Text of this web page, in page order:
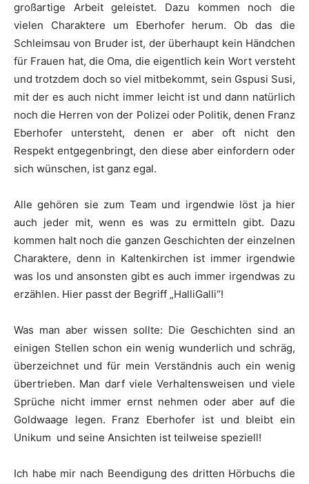
großartige Arbeit geleistet. Dazu kommen noch die
vielen Charaktere um Eberhofer herum. Ob das die
Schleimsau von Bruder ist, der überhaupt kein Händchen
für Frauen hat, die Oma, die eigentlich kein Wort versteht
und trotzdem doch so viel mitbekommt, sein Gspusi Susi,
mit der es auch nicht immer leicht ist und dann natürlich
noch die Herren von der Polizei oder Politik, denen Franz
Eberhofer untersteht, denen er aber oft nicht den
Respekt entgegenbringt, den diese aber einfordern oder
sich wünschen, ist ganz egal.
Alle gehören sie zum Team und irgendwie löst ja hier
auch jeder mit, wenn es was zu ermitteln gibt. Dazu
kommen halt noch die ganzen Geschichten der einzelnen
Charaktere, denn in Kaltenkirchen ist immer irgendwie
was los und ansonsten gibt es auch immer irgendwas zu
erzählen. Hier passt der Begriff „HalliGalli“!
Was man aber wissen sollte: Die Geschichten sind an
einigen Stellen schon ein wenig wunderlich und schräg,
überzeichnet und für mein Verständnis auch ein wenig
übertrieben. Man darf viele Verhaltensweisen und viele
Sprüche nicht immer ernst nehmen oder aber auf die
Goldwaage legen. Franz Eberhofer ist und bleibt ein
Unikum und seine Ansichten ist teilweise speziell!
Ich habe mir nach Beendigung des dritten Hörbuchs die